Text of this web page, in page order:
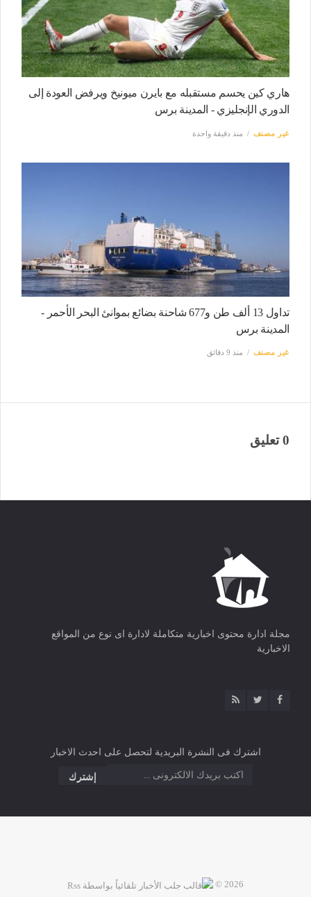
هاري كين يحسم مستقبله مع بايرن ميونيخ ويرفض العودة إلى
الدوري الإنجليزي - المدينة برس
غير مصنف منذ دقيقة واحدة
تداول 13 ألف طن و677 شاحنة بضائع بموانئ البحر الأحمر -
المدينة برس
غير مصنف منذ 9 دقائق
0 تعليق
مجلة ادارة محتوى اخبارية متكاملة لادارة اى نوع من المواقع
الاخبارية
اشترك فى النشرة البريدية لتحصل على احدث الاخبار
2026 ©